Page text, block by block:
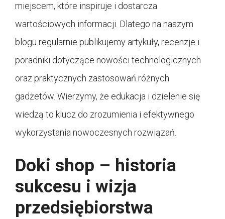
miejscem, które inspiruje i dostarcza
wartościowych informacji. Dlatego na naszym
blogu regularnie publikujemy artykuły, recenzje i
poradniki dotyczące nowości technologicznych
oraz praktycznych zastosowań różnych
gadżetów. Wierzymy, że edukacja i dzielenie się
wiedzą to klucz do zrozumienia i efektywnego
wykorzystania nowoczesnych rozwiązań.
Doki shop – historia
sukcesu i wizja
przedsiębiorstwa